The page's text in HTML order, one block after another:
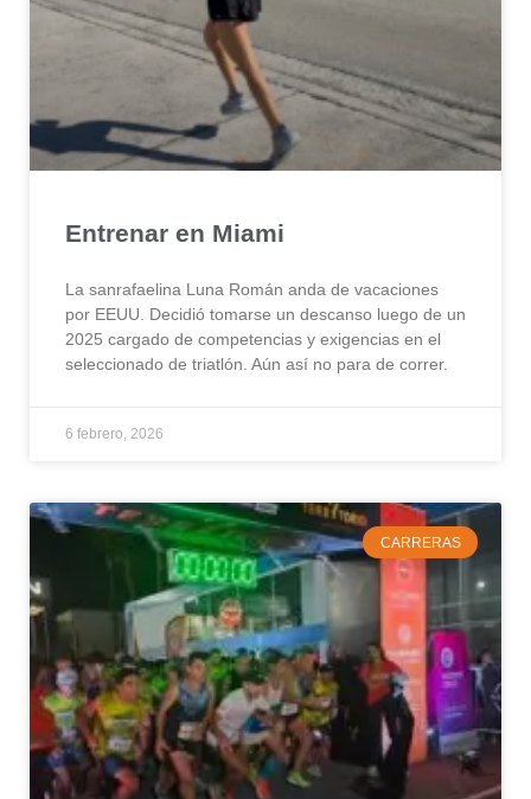
Entrenar en Miami
La sanrafaelina Luna Román anda de vacaciones
por EEUU. Decidió tomarse un descanso luego de un
2025 cargado de competencias y exigencias en el
seleccionado de triatlón. Aún así no para de correr.
6 febrero, 2026
CARRERAS